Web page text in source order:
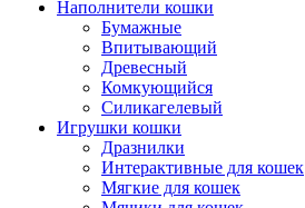
Наполнители кошки
Бумажные
Впитывающий
Древесный
Комкующийся
Силикагелевый
Игрушки кошки
Дразнилки
Интерактивные для кошек
Мягкие для кошек